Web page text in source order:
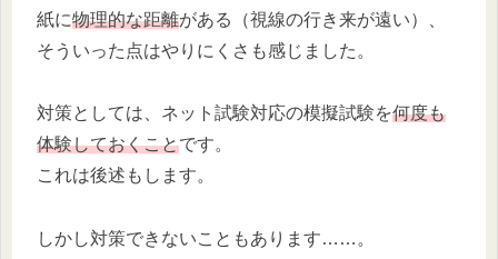
紙に物理的な距離がある（視線の行き来が遠い）、
そういった点はやりにくさも感じました。
対策としては、ネット試験対応の模擬試験を何度も
体験しておくことです。
これは後述もします。
しかし対策できないこともあります……。